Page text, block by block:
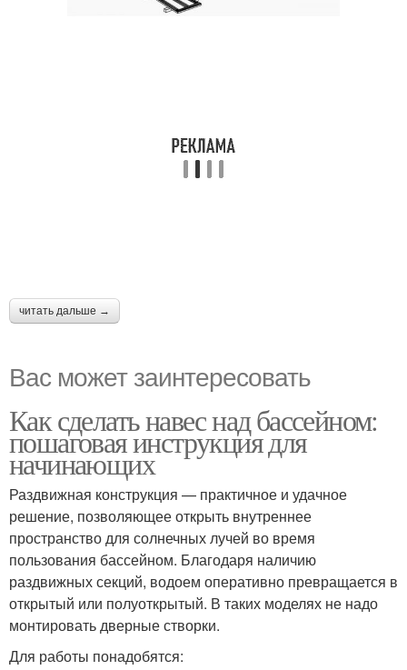
читать дальше →
Вас может заинтересовать
Как сделать навес над бассейном:
пошаговая инструкция для
начинающих
Раздвижная конструкция — практичное и удачное
решение, позволяющее открыть внутреннее
пространство для солнечных лучей во время
пользования бассейном. Благодаря наличию
раздвижных секций, водоем оперативно превращается в
открытый или полуоткрытый. В таких моделях не надо
монтировать дверные створки.
Для работы понадобятся: